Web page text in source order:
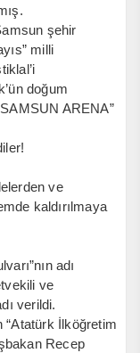
şehir
milli
doğum
ARENA”
ve
kaldırılmaya
adı
ve
verildi.
“Atatürk İlköğretim
Recep